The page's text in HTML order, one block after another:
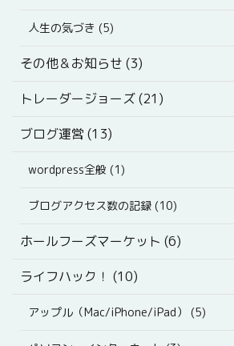
人生の気づき (5)
その他＆お知らせ (3)
トレーダージョーズ (21)
ブログ運営 (13)
wordpress全般 (1)
ブログアクセス数の記録 (10)
ホールフーズマーケット (6)
ライフハック！ (10)
アップル（Mac/iPhone/iPad） (5)